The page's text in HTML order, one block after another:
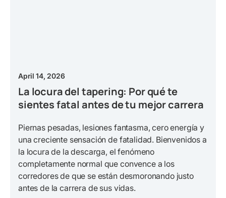
April 14, 2026
La locura del tapering: Por qué te
sientes fatal antes de tu mejor carrera
Piernas pesadas, lesiones fantasma, cero energía y
una creciente sensación de fatalidad. Bienvenidos a
la locura de la descarga, el fenómeno
completamente normal que convence a los
corredores de que se están desmoronando justo
antes de la carrera de sus vidas.